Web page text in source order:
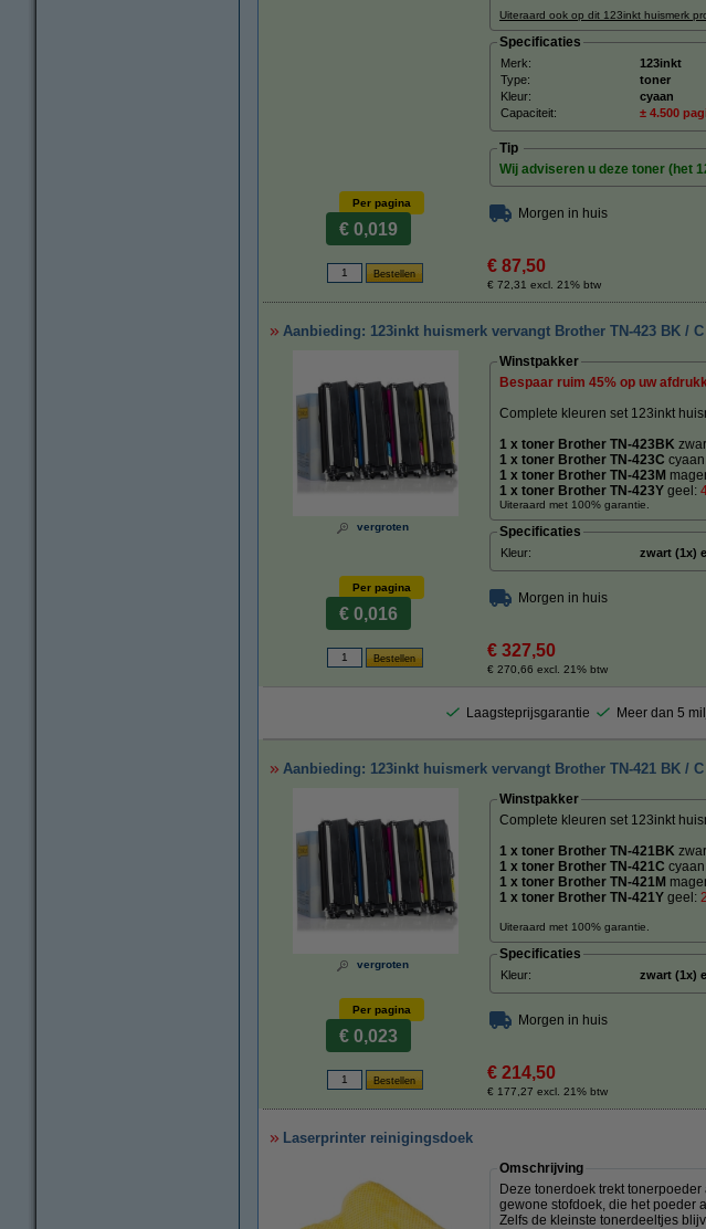
Uiteraard ook op dit 123inkt huismerk
Specificaties
Merk: 123inkt
Type:
toner
Kleur:
cyaan
Capaciteit:
± 4.500
Tip
Wij adviseren u deze toner (het
Per pagina
€ 0,019
Morgen in huis
€ 87,50
€ 72,31 excl. 21% btw
Aanbieding: 123inkt huismerk vervangt Brother TN-423 BK /
vergroten
Winstpakker
Bespaar ruim 45% op uw
Complete kleuren set 123inkt
1 x toner Brother TN-423BK
1 x toner Brother TN-423C
1 x toner Brother TN-423M
1 x toner Brother TN-423Y geel:
Uiteraard met 100% garantie.
Specificaties
Kleur: zwart (1x)
Per pagina
€ 0,016
Morgen in huis
€ 327,50
€ 270,66 excl. 21% btw
Laagsteprijsgarantie Meer dan 5
Aanbieding: 123inkt huismerk vervangt Brother TN-421 BK /
vergroten
Winstpakker
Complete kleuren set 123inkt
1 x toner Brother TN-421BK
1 x toner Brother TN-421C
1 x toner Brother TN-421M
1 x toner Brother TN-421Y geel:
Uiteraard met 100% garantie.
Specificaties
Kleur: zwart (1x)
Per pagina
€ 0,023
Morgen in huis
€ 214,50
€ 177,27 excl. 21% btw
Laserprinter reinigingsdoek
Omschrijving
Deze tonerdoek trekt
gewone stofdoek, die het poeder
Zelfs de kleinste tonerdeeltjes